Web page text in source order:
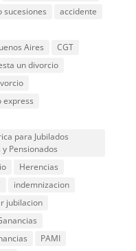
sucesiones
accidente
Aires
CGT
un divorcio
express
para Jubilados
Pensionados
Herencias
indemnizacion
jubilacion
PAMI